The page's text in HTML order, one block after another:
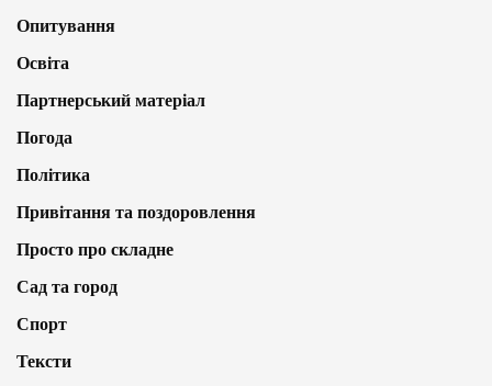
Опитування
Освіта
Партнерський матеріал
Погода
Політика
Привітання та поздоровлення
Просто про складне
Сад та город
Спорт
Тексти